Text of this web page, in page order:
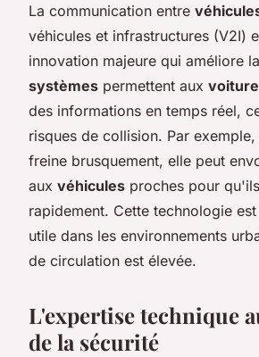
La communication entre
véhicules et infrastructures (V2I)
innovation majeure qui améliore la
systèmes permettent aux
des informations en temps réel,
risques de collision. Par exemple,
freine brusquement, elle peut
aux véhicules proches pour
rapidement. Cette technologie
utile dans les environnements
de circulation est élevée.
L'expertise technique
de la sécurité